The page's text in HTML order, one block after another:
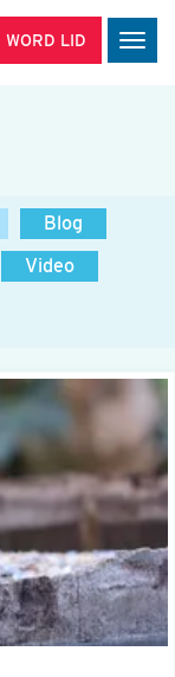
WORD LID
Blog
Video